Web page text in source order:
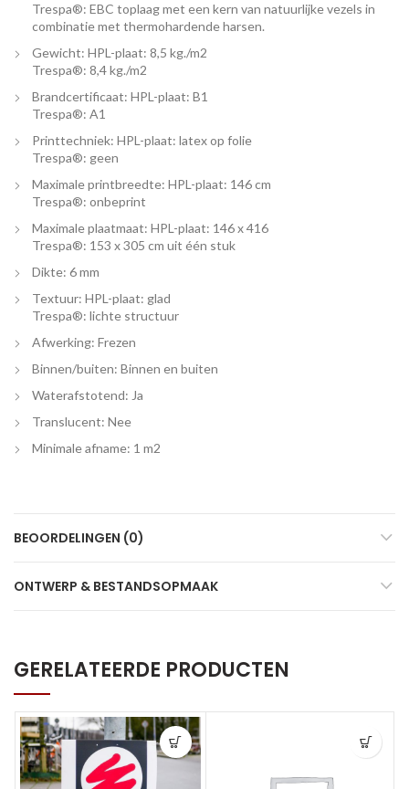
Trespa®: EBC toplaag met een kern van natuurlijke vezels in
combinatie met thermohardende harsen.
Gewicht: HPL-plaat: 8,5 kg./m2
Trespa®: 8,4 kg./m2
Brandcertificaat: HPL-plaat: B1
Trespa®: A1
Printtechniek: HPL-plaat: latex op folie
Trespa®: geen
Maximale printbreedte: HPL-plaat: 146 cm
Trespa®: onbeprint
Maximale plaatmaat: HPL-plaat: 146 x 416
Trespa®: 153 x 305 cm uit één stuk
Dikte: 6 mm
Textuur: HPL-plaat: glad
Trespa®: lichte structuur
Afwerking: Frezen
Binnen/buiten: Binnen en buiten
Waterafstotend: Ja
Translucent: Nee
Minimale afname: 1 m2
BEOORDELINGEN (0)
ONTWERP & BESTANDSOPMAAK
GERELATEERDE PRODUCTEN